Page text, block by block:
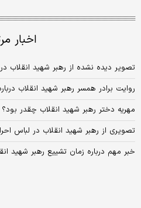
اخبار
تصویر دیده نشده از رهبر شهید انقلاب
روایت برادر همسر رهبر شهید انقلاب
مهریه دختر رهبر شهید انقلاب چقدر بود؟
تصویری از رهبر شهید انقلاب در لباس
خبر مهم درباره زمان تشییع رهبر شهید